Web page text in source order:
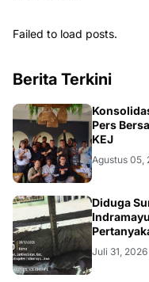
Failed to load posts.
Berita Terkini
Pers
KEJ
Agustus 05,
KRIMINAL
Diduga
Juli 31, 2026